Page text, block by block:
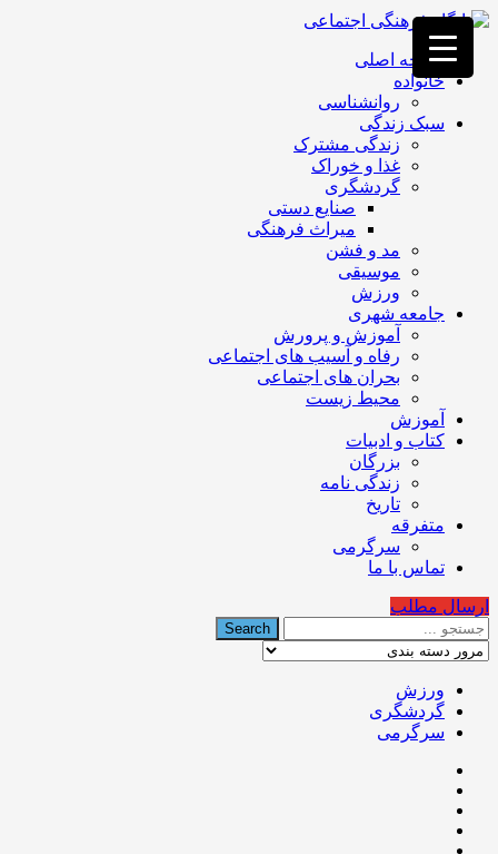
فصد
خون
غرب
تهران
خشکشویی
تصفیه
تهران
صفحه اصلی
خانواده
روانشناسی
سبک زندگی
زندگی مشترک
غذا و خوراک
گردشگری
صنایع دستی
میراث فرهنگی
مد و فشن
موسیقی
ورزش
جامعه شهری
آموزش و پرورش
رفاه و آسیب های اجتماعی
بحران های اجتماعی
محیط زیست
آموزش
کتاب و ادبیات
بزرگان
زندگی نامه
تاریخ
متفرقه
سرگرمی
تماس با ما
ارسال مطلب
ورزش
گردشگری
سرگرمی